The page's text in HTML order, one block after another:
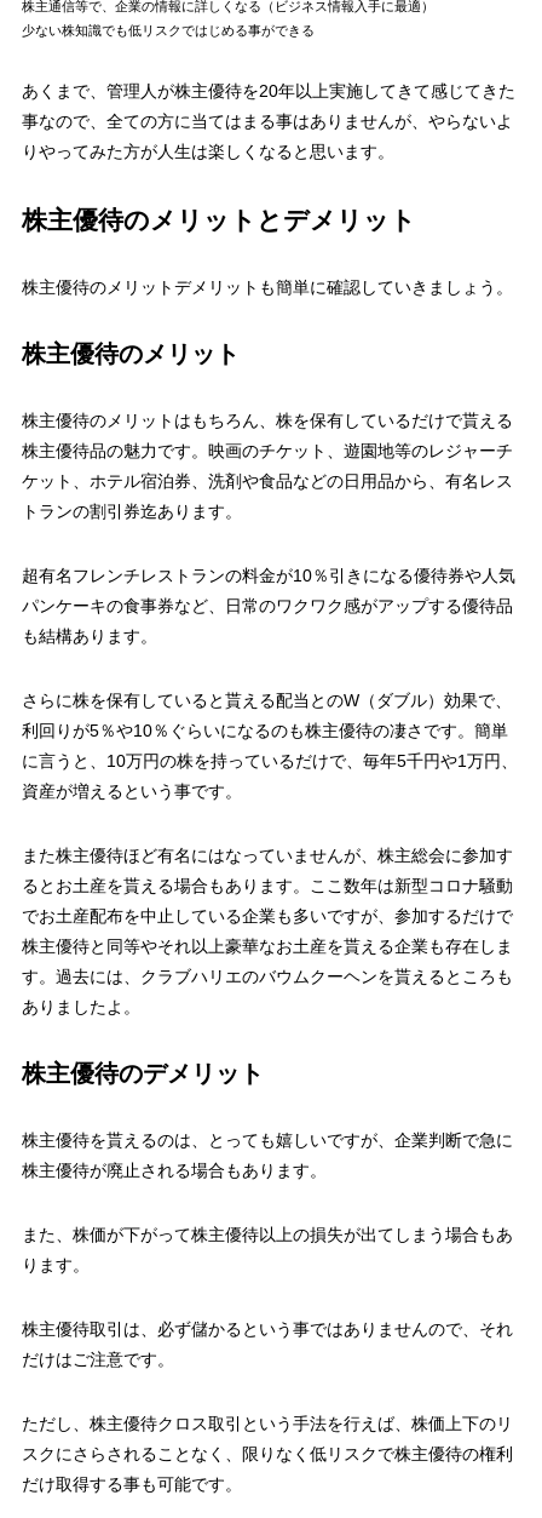
株主通信等で、企業の情報に詳しくなる（ ビジネス情報入手に最適）
少ない株知識でも低リスクではじめる事ができる
あくまで、管理人が株主優待を20年以上実施してきて感じてきた
事なので、全ての方に当てはまる事はありませんが、やらないよ
りやってみた方が人生は楽しくなると思います。
株主優待のメリットとデメリット
株主優待のメリットデメリットも簡単に確認していきましょう。
株主優待のメリット
株主優待のメリットはもちろん、株を保有しているだけで貰える
株主優待品の魅力です。 映画のチケット、遊園地等のレジャーチ
ケット、ホテル宿泊券、洗剤や食品などの日用品から、有名レス
トランの割引券迄あります。
超有名フレンチレストランの料金が10％引きになる優待券や人気
パンケーキの食事券など、日常のワクワク感がアップする優待品
も結構あります。
さらに株を保有していると貰える配当とのW（ダブル）効果で、
利回りが5％や10％ぐらいになるのも株主優待の凄さ です。簡単
に言うと、10万円の株を持っているだけで、毎年5千円や1万円、
資産が増えるという事です。
また株主優待ほど有名にはなっていませんが、 株主総会に参加す
るとお土産を貰える場合もあります。
ここ数年は新型コロナ騒動
でお土産配布を中止している企業も多いですが、参加するだけで
株主優待と同等やそれ以上豪華なお土産を貰える企業も存在しま
す。過去には、クラブハリエのバウムクーヘンを貰えるところも
ありましたよ。
株主優待のデメリット
株主優待を貰えるのは、とっても嬉しいですが、 企業判断で急に
株主優待が廃止される場合もあります。
また、株価が下がって株主優待以上の損失が出てしまう場合もあ
ります。
株主優待取引は、必ず儲かるという事ではありませんので、それ
だけはご注意です。
ただし、株主優待クロス取引という手法を行えば、株価上下のリ
スクにさらされることなく、限りなく低リスクで株主優待の権利
だけ取得する事も可能です。